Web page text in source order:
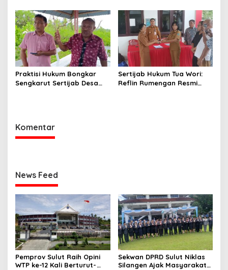
Pembangunan Desa
Jalur CPNS
Praktisi Hukum Bongkar
Sengkarut Sertijab Desa
Sertijab Hukum Tua Wori:
Reflin Rumengan Resmi
Komentar
News Feed
Pemprov Sulut Raih Opini
WTP ke-12 Kali Berturut-
Sekwan DPRD Sulut Niklas
Silangen Ajak Masyarakat